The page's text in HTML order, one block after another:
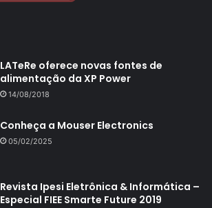
LATeRe oferece novas fontes de
alimentação da XP Power
14/08/2018
Conheça a Mouser Electronics
05/02/2025
Revista Ipesi Eletrônica & Informática –
Especial FIEE Smarte Future 2019